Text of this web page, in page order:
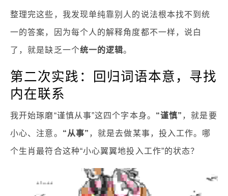
整理完这些，我发现单纯靠别人的说法根本找不到统
一的答案，因为每个人的解释角度都不一样，说白
了，就是缺乏一个统一的逻辑。
第二次实践：回归词语本意，寻找
内在联系
我开始琢磨“谨慎从事”这四个字本身。 “谨慎” ，就是要
小心、注意。 “从事” ，就是去做某事，投入工作。哪
个生肖最符合这种“小心翼翼地投入工作”的状态？